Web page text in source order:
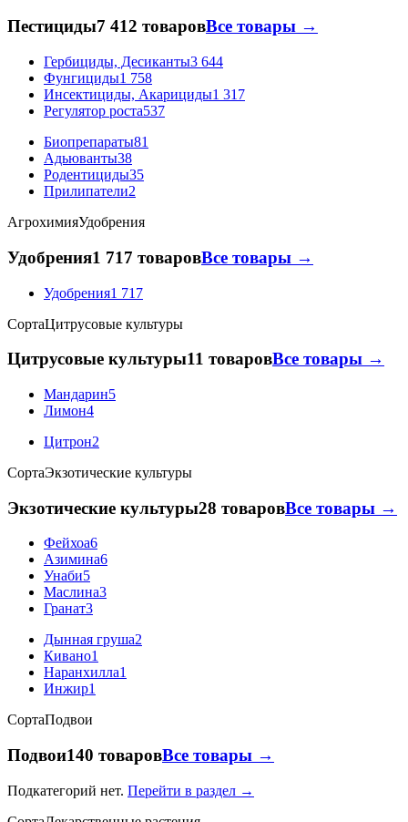
Пестициды7 412 товаровВсе товары →
Гербициды, Десиканты3 644
Фунгициды1 758
Инсектициды, Акарициды1 317
Регулятор роста537
Биопрепараты81
Адьюванты38
Родентициды35
Прилипатели2
АгрохимияУдобрения
Удобрения1 717 товаровВсе товары →
Удобрения1 717
СортаЦитрусовые культуры
Цитрусовые культуры11 товаровВсе товары →
Мандарин5
Лимон4
Цитрон2
СортаЭкзотические культуры
Экзотические культуры28 товаровВсе товары →
Фейхоа6
Азимина6
Унаби5
Маслина3
Гранат3
Дынная груша2
Кивано1
Наранхилла1
Инжир1
СортаПодвои
Подвои140 товаровВсе товары →
Подкатегорий нет. Перейти в раздел →